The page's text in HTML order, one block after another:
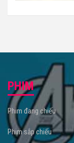
PHIM
Phim đang chiếu
Phim sắp chiếu